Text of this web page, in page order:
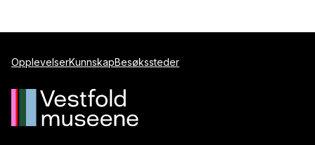
OpplevelserKunnskapBesøkssteder